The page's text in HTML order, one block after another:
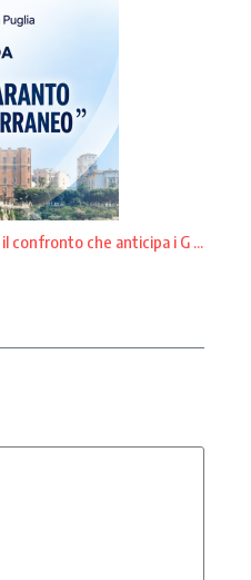
confronto che anticipa i G ...